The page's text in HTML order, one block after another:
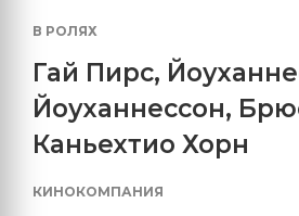
В РОЛЯХ
Гай Пирс,
Йоуханнессон,
Каньехтио Хорн
КИНОКОМПАНИЯ